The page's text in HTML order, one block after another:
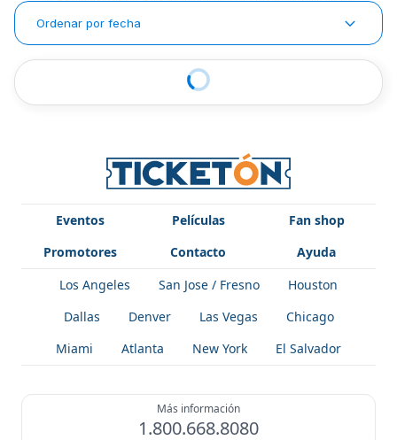
Ordenar por fecha
Eventos Películas
Fan shop
Promotores
Contacto
Ayuda
Los Angeles
San Jose / Fresno
Houston
Dallas
Denver Las Vegas
Chicago
Miami
Atlanta New York El Salvador
Más información
1.800.668.8080